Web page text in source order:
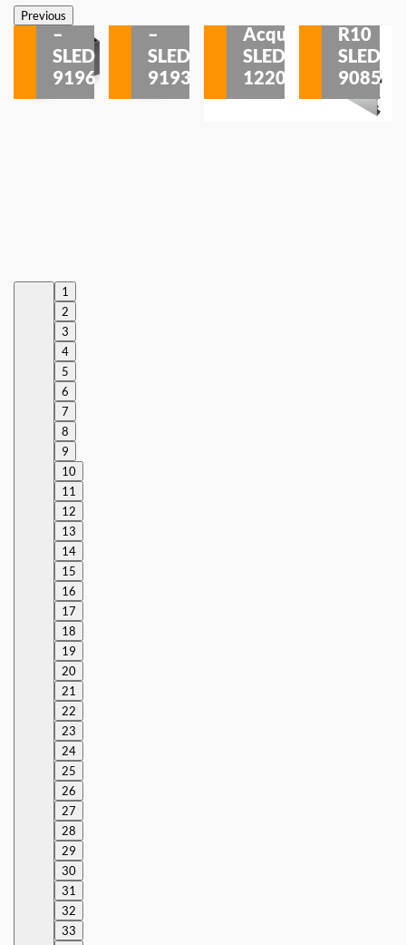
PreviousSobrepor
–
SLED
9196
–
SLED
9193
Acqua
SLED
1220
R10
SLED
9085
1
2
3
4
5
6
7
8
9
10
11
12
13
14
15
16
17
18
19
20
21
22
23
24
25
26
27
28
29
30
31
32
33